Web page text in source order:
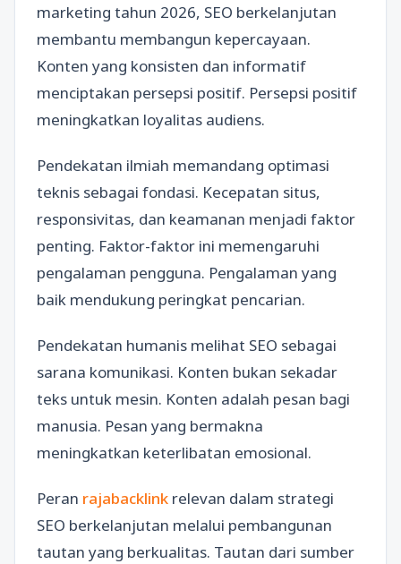
marketing tahun 2026, SEO berkelanjutan
membantu membangun kepercayaan.
Konten yang konsisten dan informatif
menciptakan persepsi positif. Persepsi positif
meningkatkan loyalitas audiens.
Pendekatan ilmiah memandang optimasi
teknis sebagai fondasi. Kecepatan situs,
responsivitas, dan keamanan menjadi faktor
penting. Faktor-faktor ini memengaruhi
pengalaman pengguna. Pengalaman yang
baik mendukung peringkat pencarian.
Pendekatan humanis melihat SEO sebagai
sarana komunikasi. Konten bukan sekadar
teks untuk mesin. Konten adalah pesan bagi
manusia. Pesan yang bermakna
meningkatkan keterlibatan emosional.
Peran rajabacklink relevan dalam strategi
SEO berkelanjutan melalui pembangunan
tautan yang berkualitas. Tautan dari sumber